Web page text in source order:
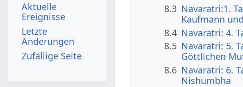
8.3 Navaratri:1.
Kaufmann
8.4 Navaratri: 4.
8.5 Navaratri: 5.
Göttlichen
8.6 Navaratri: 6.
Nishumbha
Aktuelle
Ereignisse
Letzte
Änderungen
Zufällige Seite